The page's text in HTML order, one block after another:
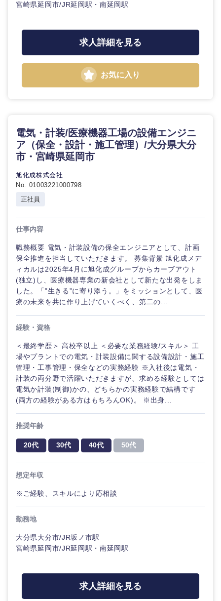
選択する
選択する
選択する
選択する
宮崎県延岡市/JR延岡駅・南延岡駅
求人詳細を見る
お気に入り
電気・計装/医療機器工場の設備エンジニ
ア（保全・設計・施工管理）/大分県大分
市・宮崎県延岡市
旭化成株式会社
No. 01003221000798
正社員
仕事内容
職務概要 電気・計装設備の保全エンジニアとして、計画
保全推進を担当していただきます。 募集背景 旭化成メデ
ィカルは2025年4月に旭化成グループからカーブアウト
(独立)し、医療機器専業の新会社として新たな出発をしま
した。「”生きる”に寄り添う。」をミッションとして、医
療の未来を共に作り上げていくべく、第二の...
経験・資格
＜最終学歴＞ 高校卒以上 ＜必要な業務経験/スキル＞ 工
場やプラントでの電気・計装設備に関する設備設計・施工
管理・工事管理・保全などの実務経験 ※入社後は電気・
計装の両分野で活躍いただきますが、求める経験としては
電気か計装(制御)かの、どちらかの実務経験で結構です
(両方の経験がある方はもちろんOK)。 ※出身...
推奨年齢
20代 30代 40代 50代
想定年収
※ご経験、スキルにより応相談
勤務地
大分県大分市/JR坂ノ市駅
宮崎県延岡市/JR延岡駅・南延岡駅
求人詳細を見る